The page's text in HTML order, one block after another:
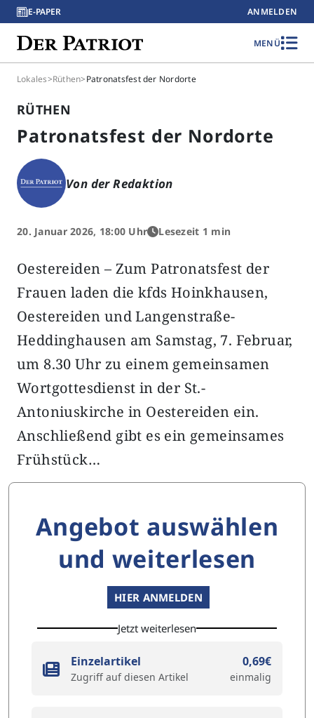
E-PAPER ANMELDEN
MENÜ
Lokales>Rüthen>Patronatsfest der Nordorte
RÜTHEN
Patronatsfest der Nordorte
Von der Redaktion
20. Januar 2026, 18:00 Uhr Lesezeit 1 min
Oestereiden – Zum Patronatsfest der
Frauen laden die kfds Hoinkhausen,
Oestereiden und Langenstraße-
Heddinghausen am Samstag, 7. Februar,
um 8.30 Uhr zu einem gemeinsamen
Wortgottesdienst in der St.-
Antoniuskirche in Oestereiden ein.
Anschließend gibt es ein gemeinsames
Frühstück…
Angebot auswählen
und weiterlesen
HIER ANMELDEN
Jetzt weiterlesen
Einzelartikel
Zugriff auf diesen Artikel
0,69€
einmalig